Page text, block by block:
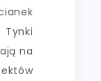
Tynki
na